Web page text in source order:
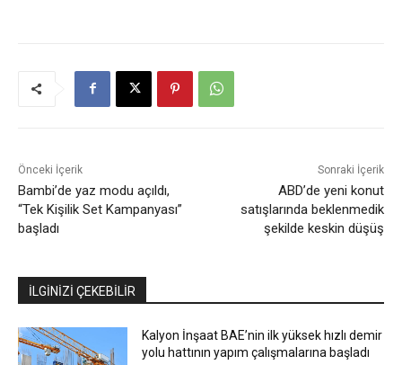
Önceki İçerik
Bambi’de yaz modu açıldı,
“Tek Kişilik Set Kampanyası”
başladı
Sonraki İçerik
ABD’de yeni konut
satışlarında beklenmedik
şekilde keskin düşüş
İLGİNİZİ ÇEKEBİLİR
Kalyon İnşaat BAE’nin ilk yüksek hızlı demir
yolu hattının yapım çalışmalarına başladı